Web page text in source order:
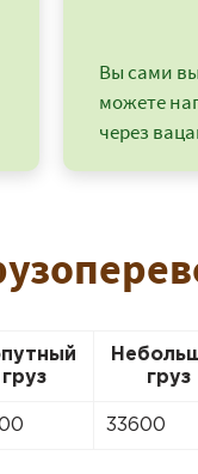
Вы сами
можете
через
груз
груз
33600
05-23